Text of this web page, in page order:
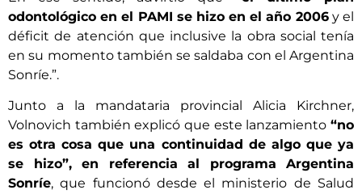
odontológico en el PAMI se hizo en el año 2006y el
déficit de atención que inclusive la obra social tenía
en su momento también se saldaba con el Argentina
Sonríe.”.
Junto a la mandataria provincial Alicia Kirchner,
Volnovich también explicó que este lanzamiento “no
es otra cosa que una continuidad de algo que ya
se hizo”, en referencia al programa Argentina
Sonríe, que funcionó desde el ministerio de Salud